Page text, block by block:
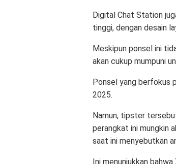
Digital Chat Station
tinggi, dengan desain
Meskipun ponsel ini
akan cukup mumpuni
Ponsel yang berfokus
2025.
Namun, tipster
perangkat ini mungkin
saat ini menyebutkan
Ini menunjukkan